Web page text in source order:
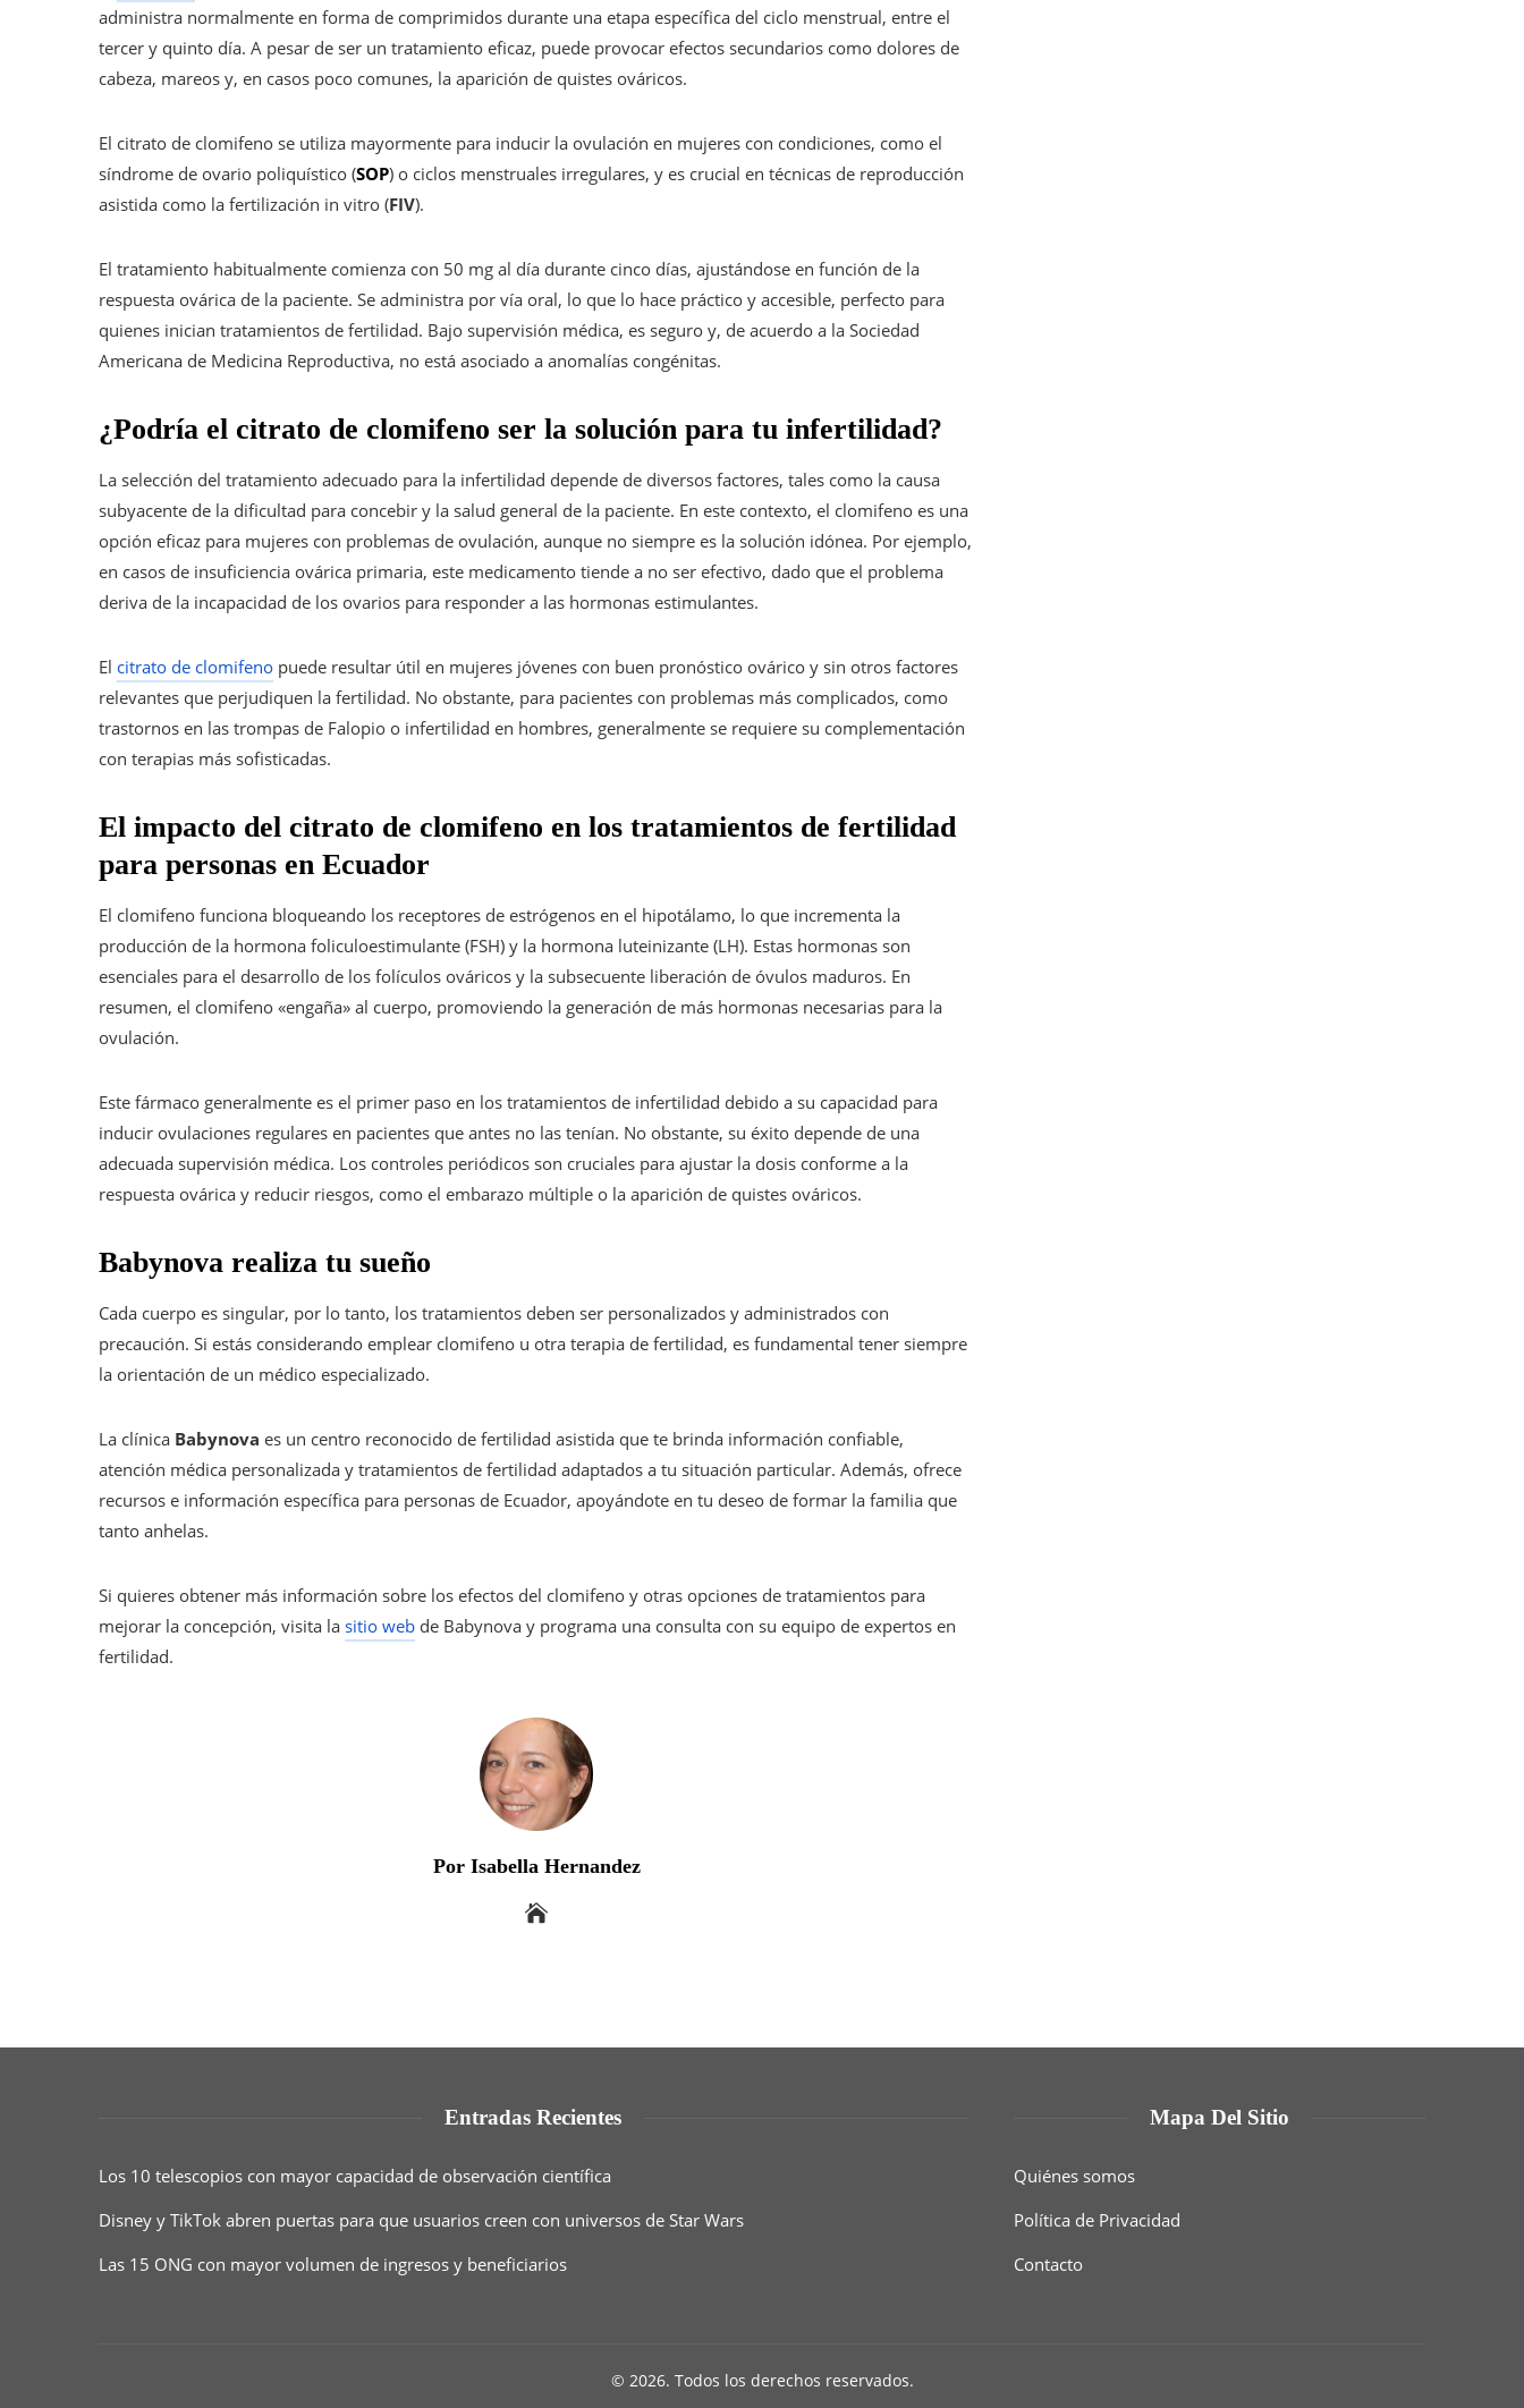
administra normalmente en forma de comprimidos durante una etapa específica del ciclo menstrual, entre el
tercer y quinto día. A pesar de ser un tratamiento eficaz, puede provocar efectos secundarios como dolores de
cabeza, mareos y, en casos poco comunes, la aparición de quistes ováricos.
El citrato de clomifeno se utiliza mayormente para inducir la ovulación en mujeres con condiciones, como el
síndrome de ovario poliquístico (SOP) o ciclos menstruales irregulares, y es crucial en técnicas de reproducción
asistida como la fertilización in vitro (FIV).
El tratamiento habitualmente comienza con 50 mg al día durante cinco días, ajustándose en función de la
respuesta ovárica de la paciente. Se administra por vía oral, lo que lo hace práctico y accesible, perfecto para
quienes inician tratamientos de fertilidad. Bajo supervisión médica, es seguro y, de acuerdo a la Sociedad
Americana de Medicina Reproductiva, no está asociado a anomalías congénitas.
¿Podría el citrato de clomifeno ser la solución para tu infertilidad?
La selección del tratamiento adecuado para la infertilidad depende de diversos factores, tales como la causa
subyacente de la dificultad para concebir y la salud general de la paciente. En este contexto, el clomifeno es una
opción eficaz para mujeres con problemas de ovulación, aunque no siempre es la solución idónea. Por ejemplo,
en casos de insuficiencia ovárica primaria, este medicamento tiende a no ser efectivo, dado que el problema
deriva de la incapacidad de los ovarios para responder a las hormonas estimulantes.
El citrato de clomifeno puede resultar útil en mujeres jóvenes con buen pronóstico ovárico y sin otros factores
relevantes que perjudiquen la fertilidad. No obstante, para pacientes con problemas más complicados, como
trastornos en las trompas de Falopio o infertilidad en hombres, generalmente se requiere su complementación
con terapias más sofisticadas.
El impacto del citrato de clomifeno en los tratamientos de fertilidad
para personas en Ecuador
El clomifeno funciona bloqueando los receptores de estrógenos en el hipotálamo, lo que incrementa la
producción de la hormona foliculoestimulante (FSH) y la hormona luteinizante (LH). Estas hormonas son
esenciales para el desarrollo de los folículos ováricos y la subsecuente liberación de óvulos maduros. En
resumen, el clomifeno «engaña» al cuerpo, promoviendo la generación de más hormonas necesarias para la
ovulación.
Este fármaco generalmente es el primer paso en los tratamientos de infertilidad debido a su capacidad para
inducir ovulaciones regulares en pacientes que antes no las tenían. No obstante, su éxito depende de una
adecuada supervisión médica. Los controles periódicos son cruciales para ajustar la dosis conforme a la
respuesta ovárica y reducir riesgos, como el embarazo múltiple o la aparición de quistes ováricos.
Babynova realiza tu sueño
Cada cuerpo es singular, por lo tanto, los tratamientos deben ser personalizados y administrados con
precaución. Si estás considerando emplear clomifeno u otra terapia de fertilidad, es fundamental tener siempre
la orientación de un médico especializado.
La clínica Babynova es un centro reconocido de fertilidad asistida que te brinda información confiable,
atención médica personalizada y tratamientos de fertilidad adaptados a tu situación particular. Además, ofrece
recursos e información específica para personas de Ecuador, apoyándote en tu deseo de formar la familia que
tanto anhelas.
Si quieres obtener más información sobre los efectos del clomifeno y otras opciones de tratamientos para
mejorar la concepción, visita la sitio web de Babynova y programa una consulta con su equipo de expertos en
fertilidad.
Por Isabella Hernandez
Entradas Recientes
Los 10 telescopios con mayor capacidad de observación científica
Disney y TikTok abren puertas para que usuarios creen con universos de Star Wars
Las 15 ONG con mayor volumen de ingresos y beneficiarios
Mapa Del Sitio
Quiénes somos
Política de Privacidad
Contacto
© 2026. Todos los derechos reservados.